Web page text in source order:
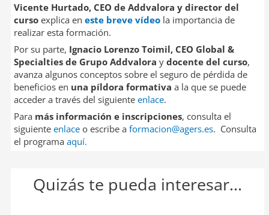
Vicente Hurtado, CEO de Addvalora y director del
cursoexplica en este breve vídeola importancia de
realizar esta formación.
Por su parte, Ignacio Lorenzo Toimil, CEO Global &
Specialties de Grupo Addvalora y docente del curso,
avanza algunos conceptos sobre el seguro de pérdida de
beneficios en una píldora formativa a la que se puede
acceder a través del siguiente enlace.
Para más información e inscripciones, consulta el
siguiente enlaceo escribe a formacion@agers.es. Consulta
el programa aquí.
Quizás te pueda interesar...